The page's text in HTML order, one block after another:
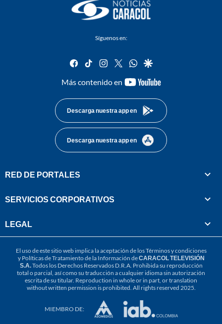
Síguenos en:
facebook
tiktok instagram
twitterwhatsapp
google
Más contenido en
youtube-
Descarga nuestra app en
Descarga nuestra app en
RED DE PORTALES
SERVICIOS CORPORATIVOS
LEGAL
El uso de este sitio web implica la aceptación de losTérminos y condiciones
y Políticas de Tratamiento de la Información deCARACOL TELEVISIÓN
S.A.Todos los Derechos Reservados D.R.A. Prohibida su reproducción
total o parcial, así como su traducción a cualquier idioma sin autorización
escrita de su titular. Reproduction in whole or in part, or translation
without written permission is prohibited. All rights reserved 2025.
MIEMBRO DE: